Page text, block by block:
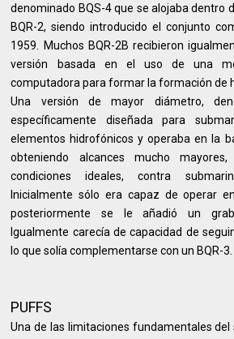
denominado BQS-4 que se alojaba dentro
BQR-2, siendo introducido el conjunto
1959. Muchos BQR-2B recibieron
versión basada en el uso de una
computadora para formar la formación de
Una versión de mayor diámetro,
específicamente diseñada para
elementos hidrofónicos y operaba en la
obteniendo alcances mucho
condiciones ideales, contra
Inicialmente sólo era capaz de operar
posteriormente se le añadió un
Igualmente carecía de capacidad de
lo que solía complementarse con un BQR-3.
PUFFS
Una de las limitaciones fundamentales del